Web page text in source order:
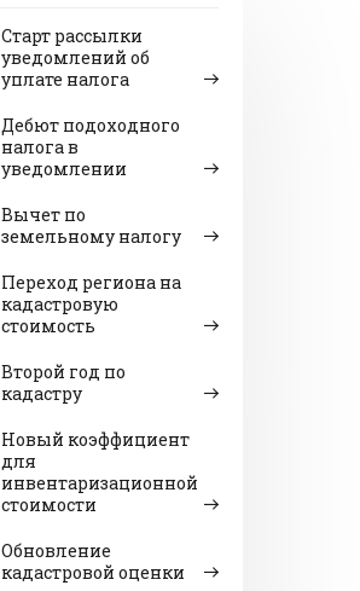
Старт рассылки
уведомлений об
уплате налога
Дебют подоходного
налога в
уведомлении
Вычет по
земельному налогу
Переход региона на
кадастровую
стоимость
Второй год по
кадастру
Новый коэффициент
для
инвентаризационной
стоимости
Обновление
кадастровой оценки